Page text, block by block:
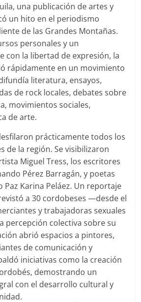
, una publicación de artes y
un hito en el periodismo
de las Grandes Montañas.
personales y un
con la libertad de expresión, la
rápidamente en un movimiento
literatura, ensayos,
de rock locales, debates sobre
movimientos sociales,
de arte.
prácticamente todos los
de la región. Se visibilizaron
Miguel Tress, los escritores
Pérez Barragán, y poetas
Paz Karina Peláez. Un reportaje
a 30 cordobeses —desde el
y trabajadoras sexuales
percepción colectiva sobre su
abrió espacios a pintores,
de comunicación y
iniciativas como la creación
demostrando un
con el desarrollo cultural y